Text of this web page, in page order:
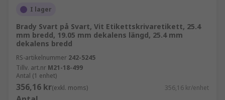
I lager
Brady Svart på Svart, Vit Etikettskrivaretikett, 25.4
mm bredd, 19.05 mm dekalens längd, 25.4 mm
dekalens bredd
RS-artikelnummer 242-5245
Tillv. art.nr M21-18-499
Antal (1 enhet)
356,16 kr(exkl. moms) 356,16 kr/enhet